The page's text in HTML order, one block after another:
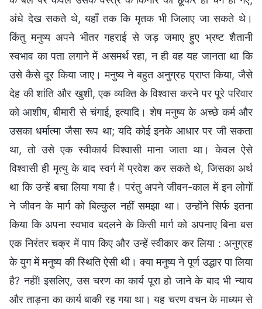
अंधे देख सकते थे, यहाँ तक कि मृतक भी जिलाए जा सकते थे।
किंतु मनुष्य अपने भीतर गहराई से जड़ जमाए हुए भ्रष्ट शैतानी
स्वभाव का पता लगाने में असमर्थ रहा, न ही वह यह जानता था कि
उसे कैसे दूर किया जाए। मनुष्य ने बहुत अनुग्रह प्राप्त किया, जैसे
देह की शांति और खुशी, एक व्यक्ति के विश्वास करने पर पूरे परिवार
को आशीष, बीमारी से चंगाई, इत्यादि। शेष मनुष्य के अच्छे कर्म और
उसका धर्मात्मा जैसा रूप था; यदि कोई इनके आधार पर जी सकता
था, तो उसे एक स्वीकार्य विश्वासी माना जाता था। केवल ऐसे
विश्वासी ही मृत्यु के बाद स्वर्ग में प्रवेश कर सकते थे, जिसका अर्थ
था कि उन्हें बचा लिया गया है। परंतु अपने जीवन-काल में इन लोगों
ने जीवन के मार्ग को बिल्कुल नहीं समझा था। उन्होंने सिर्फ इतना
किया कि अपना स्वभाव बदलने के किसी मार्ग को अपनाए बिना बस
एक निरंतर चक्र में पाप किए और उन्हें स्वीकार कर लिया : अनुग्रह
के युग में मनुष्य की स्थिति ऐसी थी। क्या मनुष्य ने पूर्ण उद्धार पा लिया
है? नहीं! इसलिए, उस चरण का कार्य पूरा हो जाने के बाद भी न्याय
और ताड़ना का कार्य बाकी रह गया था। यह चरण वचन के माध्यम से